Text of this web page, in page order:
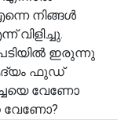
നിങ്ങൾ
ഇരുന്നു
ഫുഡ്
വേണോ
വേണോ?